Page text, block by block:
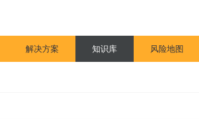
解决方案 知识库 风险地图